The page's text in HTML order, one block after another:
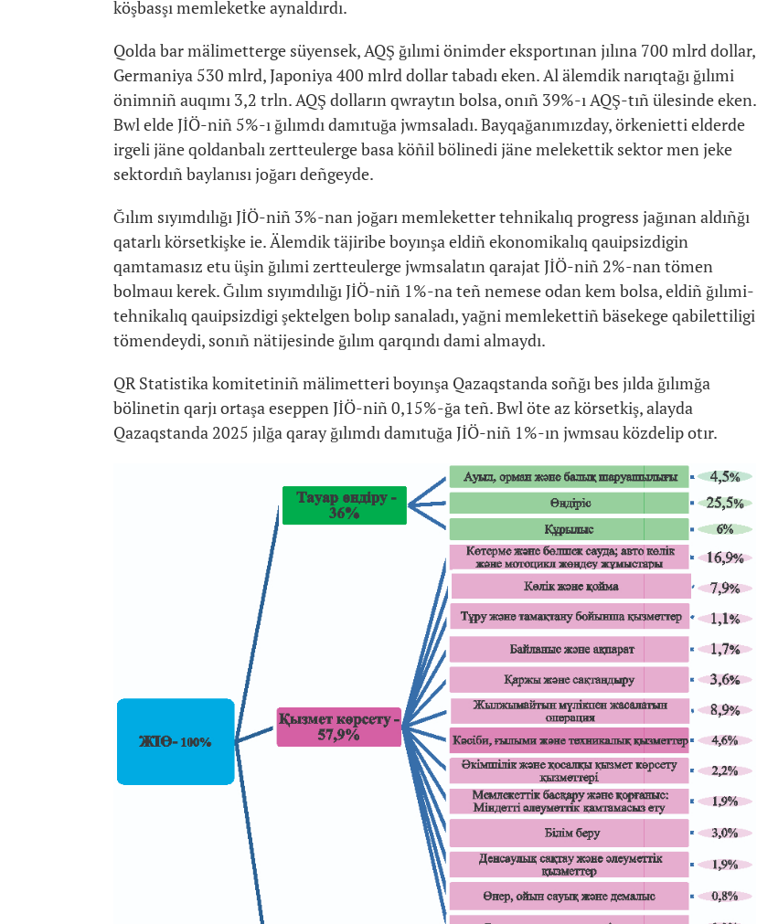
köşbasşı memleketke aynaldırdı.
Qolda bar mälimetterge süyensek, AQŞ ğılımi önimder eksportınan jılına 700 mlrd dollar,
Germaniya 530 mlrd, Japoniya 400 mlrd dollar tabadı eken. Al älemdik narıqtağı ğılımi
önimniñ auqımı 3,2 trln. AQŞ dolların qwraytın bolsa, onıñ 39%-ı AQŞ-tıñ ülesinde eken.
Bwl elde JİÖ-niñ 5%-ı ğılımdı damıtuğa jwmsaladı. Bayqağanımızday, örkenietti elderde
irgeli jäne qoldanbalı zertteulerge basa köñil bölinedi jäne melekettik sektor men jeke
sektordıñ baylanısı joğarı deñgeyde.
Ğılım sıyımdılığı JİÖ-niñ 3%-nan joğarı memleketter tehnikalıq progress jağınan aldıñğı
qatarlı körsetkişke ie. Älemdik täjiribe boyınşa eldiñ ekonomikalıq qauipsizdigin
qamtamasız etu üşin ğılımi zertteulerge jwmsalatın qarajat JİÖ-niñ 2%-nan tömen
bolmauı kerek. Ğılım sıyımdılığı JİÖ-niñ 1%-na teñ nemese odan kem bolsa, eldiñ ğılımi-
tehnikalıq qauipsizdigi şektelgen bolıp sanaladı, yağni memlekettiñ bäsekege qabilettiligi
tömendeydi, sonıñ nätijesinde ğılım qarqındı dami almaydı.
QR Statistika komitetiniñ mälimetteri boyınşa Qazaqstanda soñğı bes jılda ğılımğa
bölinetin qarjı ortaşa eseppen JİÖ-niñ 0,15%-ğa teñ. Bwl öte az körsetkiş, alayda
Qazaqstanda 2025 jılğa qaray ğılımdı damıtuğa JİÖ-niñ 1%-ın jwmsau közdelip otır.